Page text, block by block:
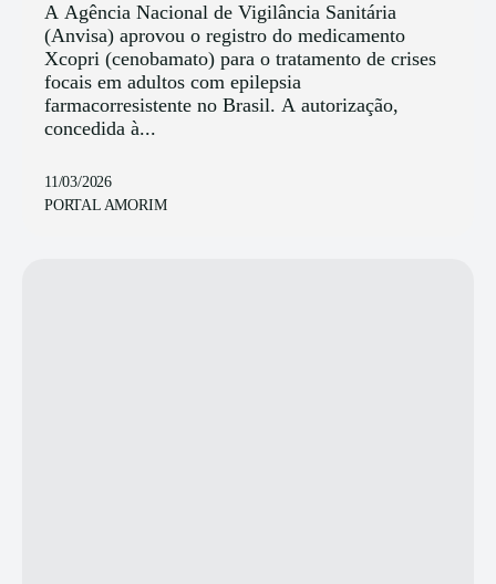
A Agência Nacional de Vigilância Sanitária
(Anvisa) aprovou o registro do medicamento
Xcopri (cenobamato) para o tratamento de crises
focais em adultos com epilepsia
farmacorresistente no Brasil. A autorização,
concedida à...
11/03/2026
PORTAL AMORIM